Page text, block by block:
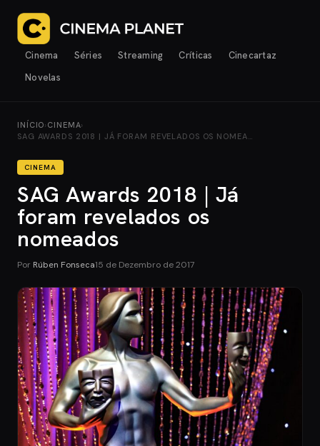
Cinema Séries Streaming Críticas
Cinecartaz
Novelas
INÍCIO› CINEMA›
SAG AWARDS 2018 | JÁ FORAM REVELADOS OS NOMEA…
CINEMA
SAG Awards 2018 | Já
foram revelados os
nomeados
Por Rúben Fonseca15 de Dezembro de 2017